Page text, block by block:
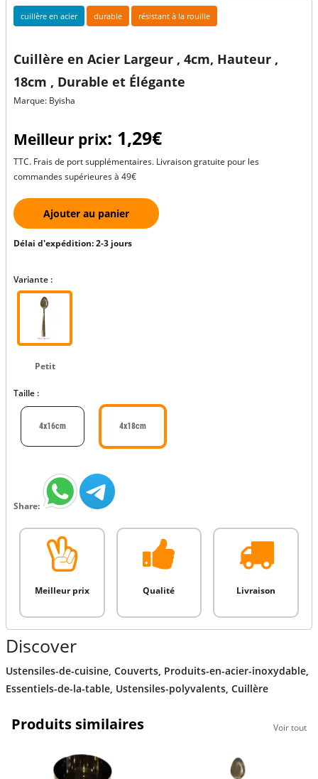
cuillère en acier durable résistant à la rouille
Cuillère en Acier Largeur , 4cm, Hauteur ,
18cm , Durable et Élégante
Marque: Byisha
Meilleur prix: 1,29€
TTC. Frais de port supplémentaires. Livraison gratuite pour les
commandes supérieures à 49€
Ajouter au panier
Délai d'expédition: 2-3 jours
Variante :
Petit
Taille :
4x16cm 4x18cm
Share:
Meilleur prix Qualité Livraison
Discover
Ustensiles-de-cuisine, Couverts, Produits-en-acier-inoxydable,
Essentiels-de-la-table, Ustensiles-polyvalents, Cuillère
Produits similaires Voir tout